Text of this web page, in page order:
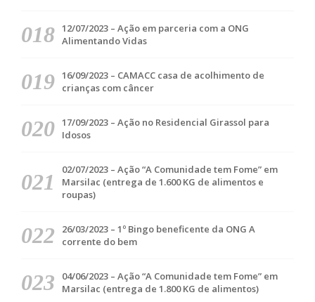
12/07/2023 – Ação em parceria com a ONG
Alimentando Vidas
16/09/2023 – CAMACC casa de acolhimento de
crianças com câncer
17/09/2023 – Ação no Residencial Girassol para
Idosos
02/07/2023 – Ação “A Comunidade tem Fome” em
Marsilac (entrega de 1.600 KG de alimentos e
roupas)
26/03/2023 – 1º Bingo beneficente da ONG A
corrente do bem
04/06/2023 – Ação “A Comunidade tem Fome” em
Marsilac (entrega de 1.800 KG de alimentos)